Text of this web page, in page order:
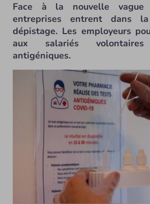
Face à la nouvelle vague
entreprises entrent dans
dépistage. Les employeurs
aux salariés
antigéniques.
Politique de dépistage en entreprise :
tests antigéniques (Ministère du